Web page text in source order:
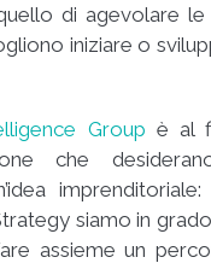
di agevolare le
iniziare o
Group è al
che
siamo in
assieme un